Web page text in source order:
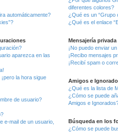
automáticamente?
aparezca en las
la hora sigue
de usuario?
e-mail de un usuario,
diferentes colores?
¿Qué es un “Grupo
¿Qué es el enlace
Mensajería privada
¡No puedo enviar
¡Recibo mensajes
¡Recibí spam o
Amigos e
¿Qué es la lista de
¿Cómo se puede
Amigos e
Búsqueda en los
¿Cómo se puede